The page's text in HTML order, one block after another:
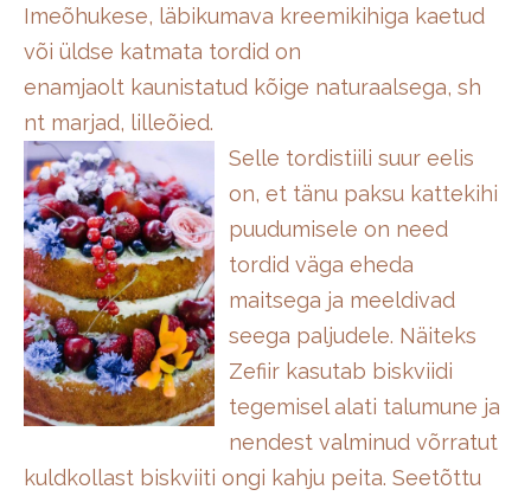
Imeõhukese, läbikumava kreemikihiga kaetud
või üldse katmata tordid on
enamjaolt kaunistatud kõige naturaalsega, sh
nt marjad, lilleõied.
Selle tordistiili suur eelis
on, et tänu paksu kattekihi
puudumisele on need
tordid väga eheda
maitsega ja meeldivad
seega paljudele. Näiteks
Zefiir kasutab biskviidi
tegemisel alati talumune ja
nendest valminud võrratut
kuldkollast biskviiti ongi kahju peita. Seetõttu